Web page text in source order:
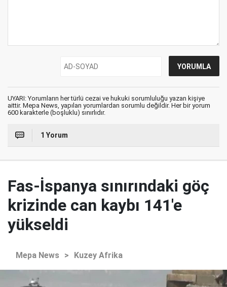
UYARI: Yorumların her türlü cezai ve hukuki sorumluluğu yazan kişiye
aittir. Mepa News, yapılan yorumlardan sorumlu değildir. Her bir yorum
600 karakterle (boşluklu) sınırlıdır.
1 Yorum
Fas-İspanya sınırındaki göç
krizinde can kaybı 141'e
yükseldi
Mepa News > Kuzey Afrika